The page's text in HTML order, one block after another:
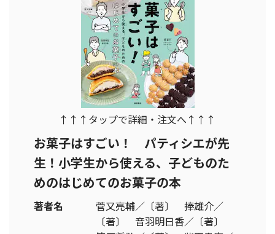
↑↑↑タップで詳細・注文へ↑↑↑
お菓子はすごい！ パティシエが先
生！小学生から使える、子どものた
めのはじめてのお菓子の本
著者名
菅又亮輔／〔著〕 捧雄介／
〔著〕 音羽明日香／〔著〕